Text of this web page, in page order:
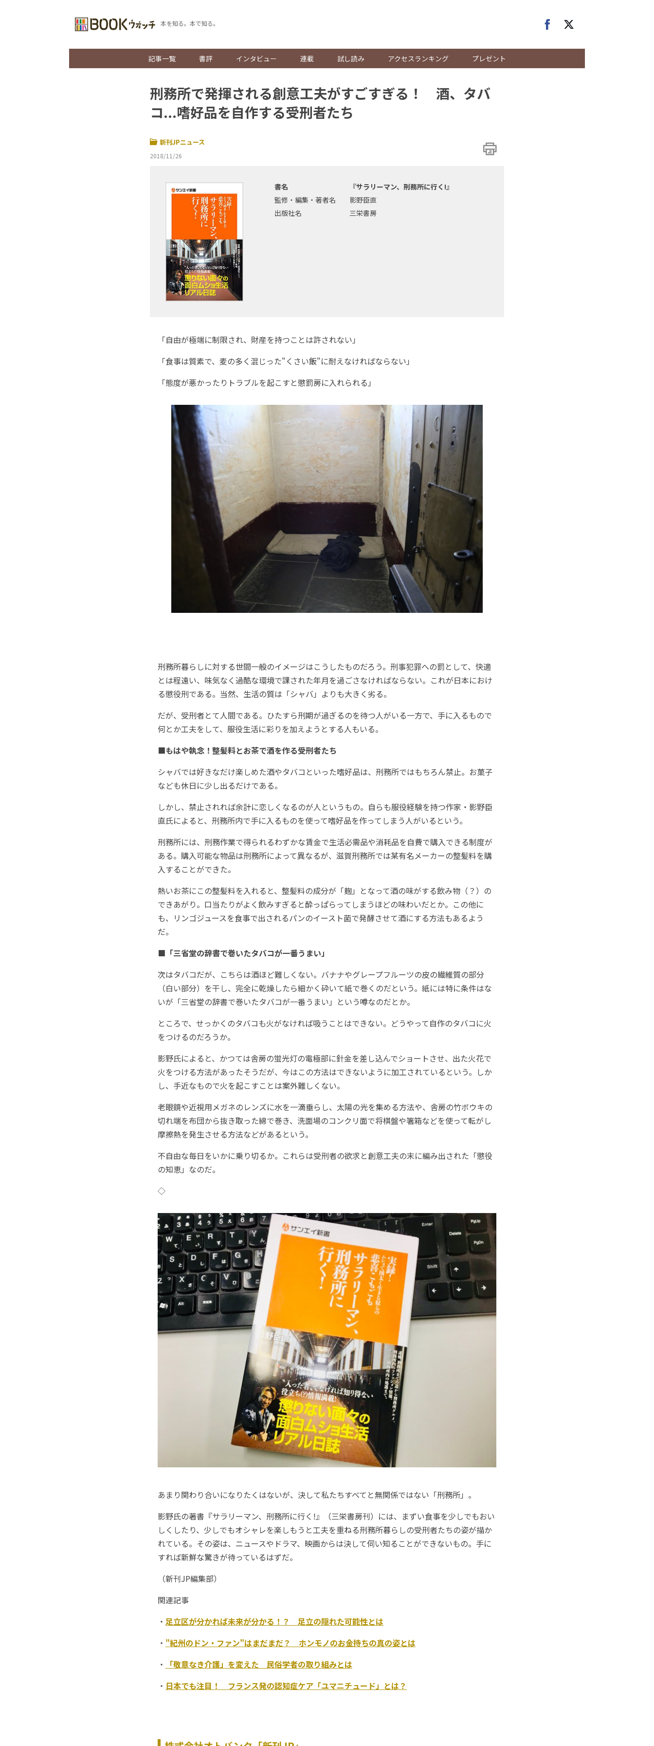
本を知る。本で知る。
記事一覧 書評 インタビュー 連載 試し読み アクセスランキング プレゼント
刑務所で発揮される創意工夫がすごすぎる！ 酒、タバ
コ...嗜好品を自作する受刑者たち
新刊JPニュース
2018/11/26
書名
『サラリーマン、刑務所に行く!』
監修・編集・著者名
影野臣直
出版社名
三栄書房
「自由が極端に制限され、財産を持つことは許されない」
「食事は質素で、麦の多く混じった"くさい飯"に耐えなければならない」
「態度が悪かったりトラブルを起こすと懲罰房に入れられる」
刑務所暮らしに対する世間一般のイメージはこうしたものだろう。刑事犯罪への罰として、快適
とは程遠い、味気なく過酷な環境で課された年月を過ごさなければならない。これが日本におけ
る懲役刑である。当然、生活の質は「シャバ」よりも大きく劣る。
だが、受刑者とて人間である。ひたすら刑期が過ぎるのを待つ人がいる一方で、手に入るもので
何とか工夫をして、服役生活に彩りを加えようとする人もいる。
■もはや執念！整髪料とお茶で酒を作る受刑者たち
シャバでは好きなだけ楽しめた酒やタバコといった嗜好品は、刑務所ではもちろん禁止。お菓子
なども休日に少し出るだけである。
しかし、禁止されれば余計に恋しくなるのが人というもの。自らも服役経験を持つ作家・影野臣
直氏によると、刑務所内で手に入るものを使って嗜好品を作ってしまう人がいるという。
刑務所には、刑務作業で得られるわずかな賃金で生活必需品や消耗品を自費で購入できる制度が
ある。購入可能な物品は刑務所によって異なるが、滋賀刑務所では某有名メーカーの整髪料を購
入することができた。
熱いお茶にこの整髪料を入れると、整髪料の成分が「麹」となって酒の味がする飲み物（？）の
できあがり。口当たりがよく飲みすぎると酔っぱらってしまうほどの味わいだとか。この他に
も、リンゴジュースを食事で出されるパンのイースト菌で発酵させて酒にする方法もあるよう
だ。
■「三省堂の辞書で巻いたタバコが一番うまい」
次はタバコだが、こちらは酒ほど難しくない。バナナやグレープフルーツの皮の繊維質の部分
（白い部分）を干し、完全に乾燥したら細かく砕いて紙で巻くのだという。紙には特に条件はな
いが「三省堂の辞書で巻いたタバコが一番うまい」という噂なのだとか。
ところで、せっかくのタバコも火がなければ吸うことはできない。どうやって自作のタバコに火
をつけるのだろうか。
影野氏によると、かつては舎房の蛍光灯の電極部に針金を差し込んでショートさせ、出た火花で
火をつける方法があったそうだが、今はこの方法はできないように加工されているという。しか
し、手近なもので火を起こすことは案外難しくない。
老眼鏡や近視用メガネのレンズに水を一滴垂らし、太陽の光を集める方法や、舎房の竹ボウキの
切れ端を布団から抜き取った綿で巻き、洗面場のコンクリ面で将棋盤や箸箱などを使って転がし
摩擦熱を発生させる方法などがあるという。
不自由な毎日をいかに乗り切るか。これらは受刑者の欲求と創意工夫の末に編み出された「懲役
の知恵」なのだ。
◇
あまり関わり合いになりたくはないが、決して私たちすべてと無関係ではない「刑務所」。
影野氏の著書『サラリーマン、刑務所に行く!』（三栄書房刊）には、まずい食事を少しでもおい
しくしたり、少しでもオシャレを楽しもうと工夫を重ねる刑務所暮らしの受刑者たちの姿が描か
れている。その姿は、ニュースやドラマ、映画からは決して伺い知ることができないもの。手に
すれば新鮮な驚きが待っているはずだ。
（新刊JP編集部）
関連記事
・ 足立区が分かれば未来が分かる！？ 足立の隠れた可能性とは
・ "紀州のドン・ファン"はまだまだ？ ホンモノのお金持ちの真の姿とは
・
「敬意なき介護」を変えた 民俗学者の取り組みとは
・ 日本でも注目！ フランス発の認知症ケア「ユマニチュード」とは？